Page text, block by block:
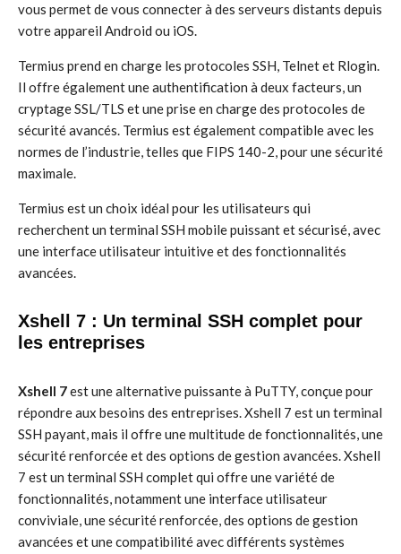
vous permet de vous connecter à des serveurs distants depuis
votre appareil Android ou iOS.
Termius prend en charge les protocoles SSH, Telnet et Rlogin.
Il offre également une authentification à deux facteurs, un
cryptage SSL/TLS et une prise en charge des protocoles de
sécurité avancés. Termius est également compatible avec les
normes de l’industrie, telles que FIPS 140-2, pour une sécurité
maximale.
Termius est un choix idéal pour les utilisateurs qui
recherchent un terminal SSH mobile puissant et sécurisé, avec
une interface utilisateur intuitive et des fonctionnalités
avancées.
Xshell 7 : Un terminal SSH complet pour
les entreprises
Xshell 7est une alternative puissante à PuTTY, conçue pour
répondre aux besoins des entreprises. Xshell 7 est un terminal
SSH payant, mais il offre une multitude de fonctionnalités, une
sécurité renforcée et des options de gestion avancées. Xshell
7 est un terminal SSH complet qui offre une variété de
fonctionnalités, notamment une interface utilisateur
conviviale, une sécurité renforcée, des options de gestion
avancées et une compatibilité avec différents systèmes